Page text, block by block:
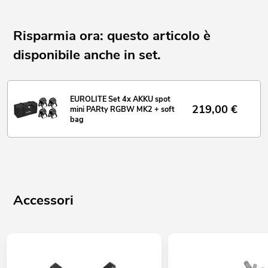
Risparmia ora: questo articolo è
disponibile anche in set.
EUROLITE Set 4x AKKU spot
mini PARty RGBW MK2 + soft
bag
219,00 €
Accessori